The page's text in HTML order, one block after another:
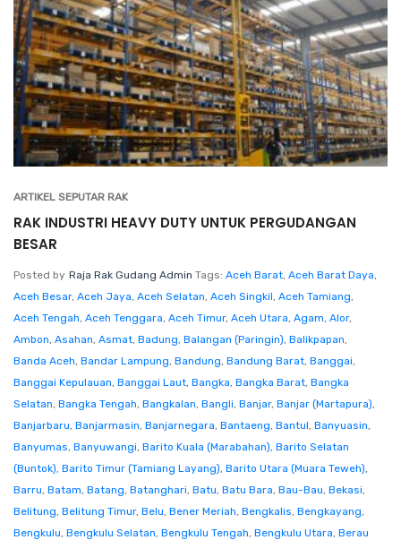
ARTIKEL SEPUTAR RAK
RAK INDUSTRI HEAVY DUTY UNTUK PERGUDANGAN
BESAR
Posted by Raja Rak Gudang Admin Tags: Aceh Barat, Aceh Barat Daya,
Aceh Besar, Aceh Jaya, Aceh Selatan, Aceh Singkil, Aceh Tamiang,
Aceh Tengah, Aceh Tenggara, Aceh Timur, Aceh Utara, Agam, Alor,
Ambon, Asahan, Asmat, Badung, Balangan (Paringin), Balikpapan,
Banda Aceh, Bandar Lampung, Bandung, Bandung Barat, Banggai,
Banggai Kepulauan, Banggai Laut, Bangka, Bangka Barat, Bangka
Selatan, Bangka Tengah, Bangkalan, Bangli, Banjar, Banjar (Martapura),
Banjarbaru, Banjarmasin, Banjarnegara, Bantaeng, Bantul, Banyuasin,
Banyumas, Banyuwangi, Barito Kuala (Marabahan), Barito Selatan
(Buntok), Barito Timur (Tamiang Layang), Barito Utara (Muara Teweh),
Barru, Batam, Batang, Batanghari, Batu, Batu Bara, Bau-Bau, Bekasi,
Belitung, Belitung Timur, Belu, Bener Meriah, Bengkalis, Bengkayang,
Bengkulu, Bengkulu Selatan, Bengkulu Tengah, Bengkulu Utara, Berau